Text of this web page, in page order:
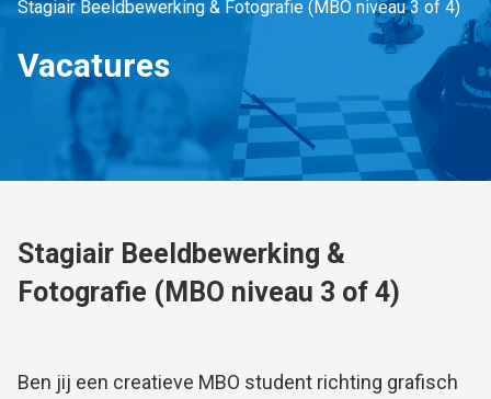
Stagiair Beeldbewerking & Fotografie (MBO niveau 3 of 4)
Vacatures
Stagiair Beeldbewerking &
Fotografie (MBO niveau 3 of 4)
Ben jij een creatieve MBO student richting grafisch